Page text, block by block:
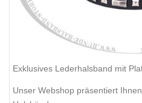
Exklusives Lederhalsband mit
Unser Webshop präsentiert